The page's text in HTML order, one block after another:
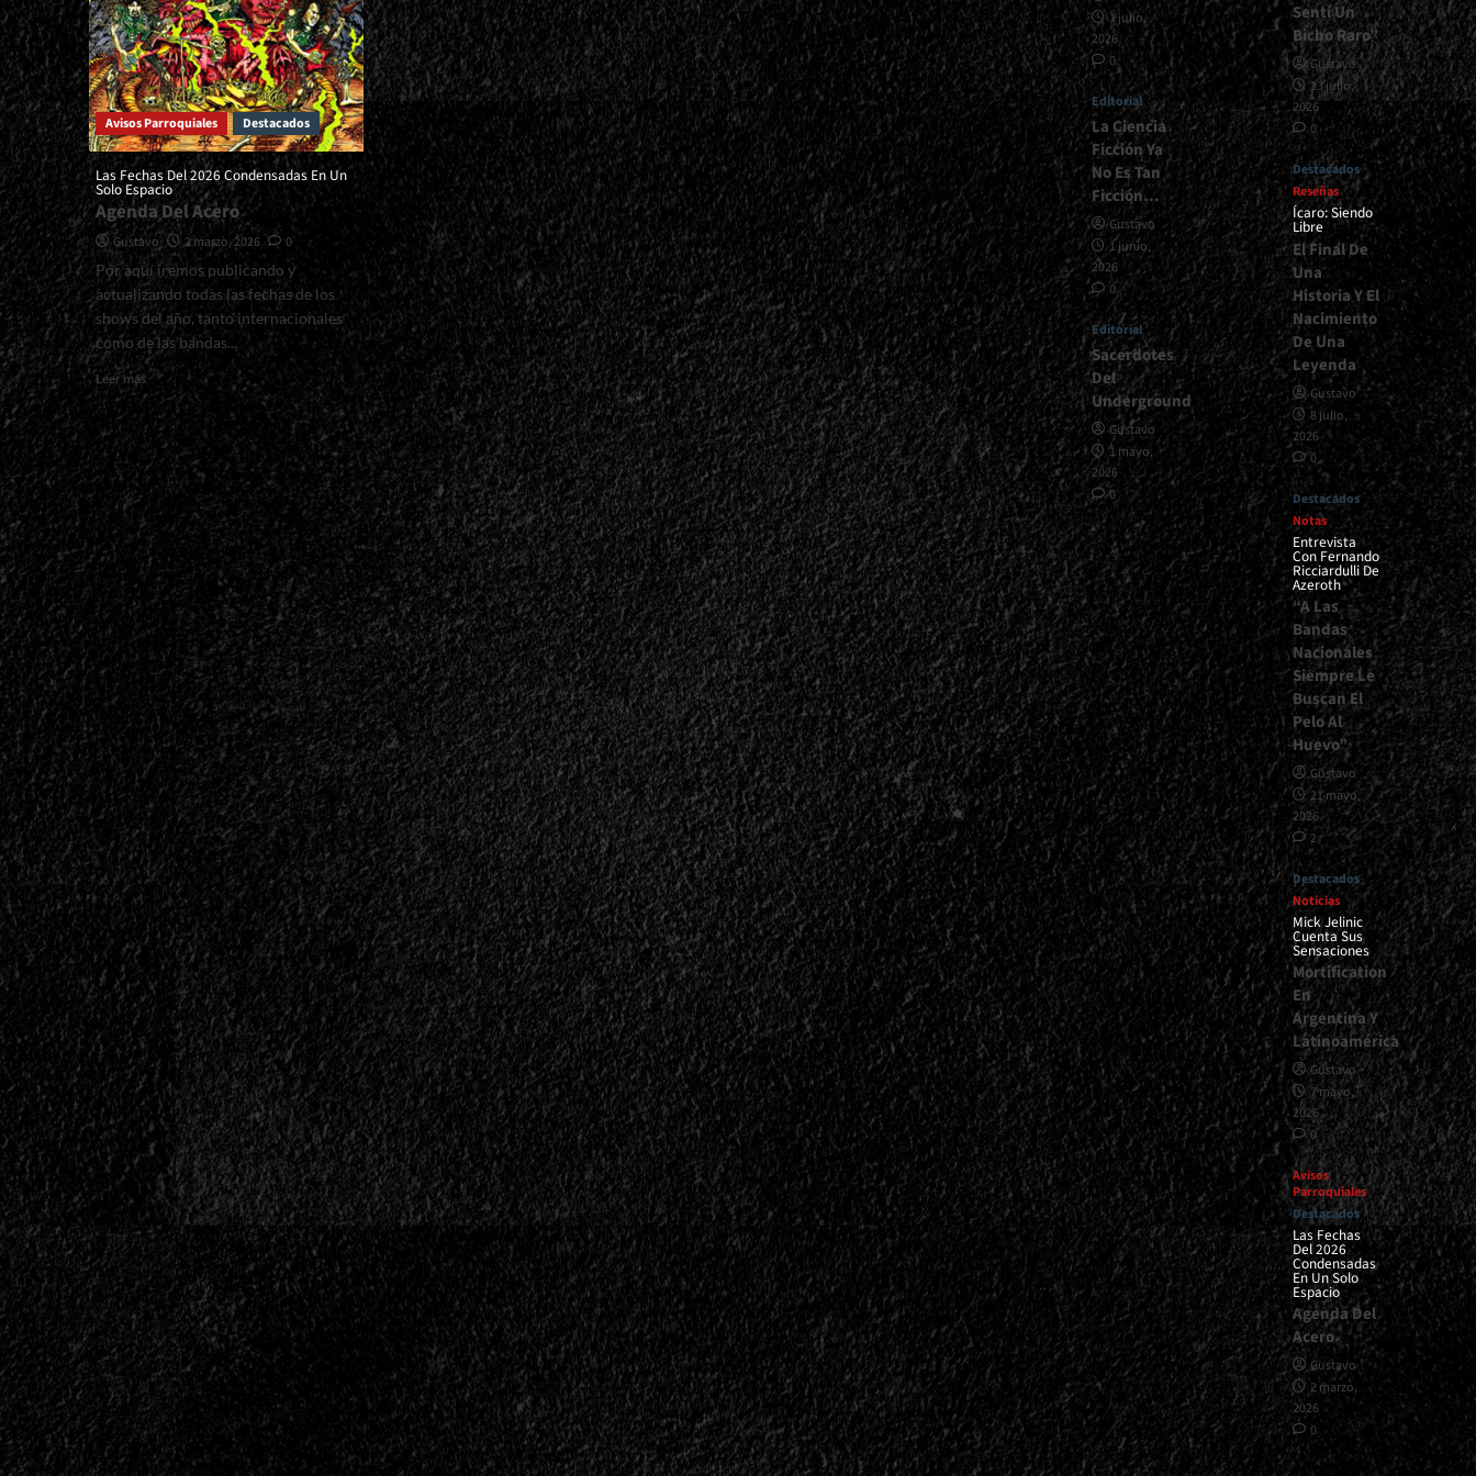
Avisos Parroquiales Destacados
Las Fechas Del 2026 Condensadas En Un
Solo Espacio
Agenda Del Acero
Gustavo 2 marzo, 2026
0
Por aquí iremos publicando y
actualizando todas las fechas de los
shows del año, tanto internacionales
como de las bandas...
Leer másRead
more
about
<small>Las
Fechas
Del
2026
Condensadas
En
Un
Solo
Espacio<span>
</span>
</small>
<div>Agenda
Del
Acero</div>
1 julio,
2026
0
Editorial
La Ciencia
Ficción Ya
No Es Tan
Ficción…
Gustavo
1 junio,
2026
0
Editorial
Sacerdotes
Del
Underground
Gustavo
1 mayo,
2026
0
Sentí Un
Bicho Raro”
Gustavo
13 julio,
2026
0
Destacados
Reseñas
Ícaro: Siendo
Libre
El Final De
Una
Historia Y El
Nacimiento
De Una
Leyenda
Gustavo
8 julio,
2026
0
Destacados
Notas
Entrevista
Con Fernando
Ricciardulli De
Azeroth
“A Las
Bandas
Nacionales
Siempre Le
Buscan El
Pelo Al
Huevo”
Gustavo
21 mayo,
2026
2
Destacados
Noticias
Mick Jelinic
Cuenta Sus
Sensaciones
Mortification
En
Argentina Y
Latinoamérica
Gustavo
7 mayo,
2026
0
Avisos
Parroquiales
Destacados
Las Fechas
Del 2026
Condensadas
En Un Solo
Espacio
Agenda Del
Acero
Gustavo
2 marzo,
2026
0